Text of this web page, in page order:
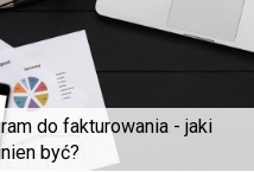
do fakturowania - jaki
być?